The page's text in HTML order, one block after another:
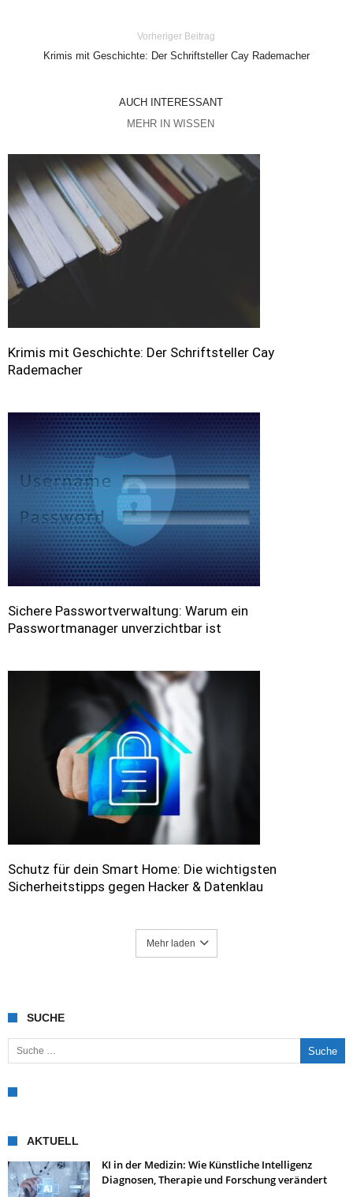
Vorheriger Beitrag
Krimis mit Geschichte: Der Schriftsteller Cay Rademacher
AUCH INTERESSANT
MEHR IN WISSEN
Krimis mit Geschichte: Der Schriftsteller Cay
Rademacher
Sichere Passwortverwaltung: Warum ein
Passwortmanager unverzichtbar ist
Schutz für dein Smart Home: Die wichtigsten
Sicherheitstipps gegen Hacker & Datenklau
Mehr laden
SUCHE
Suche nach:
AKTUELL
KI in der Medizin: Wie Künstliche Intelligenz
Diagnosen, Therapie und Forschung verändert